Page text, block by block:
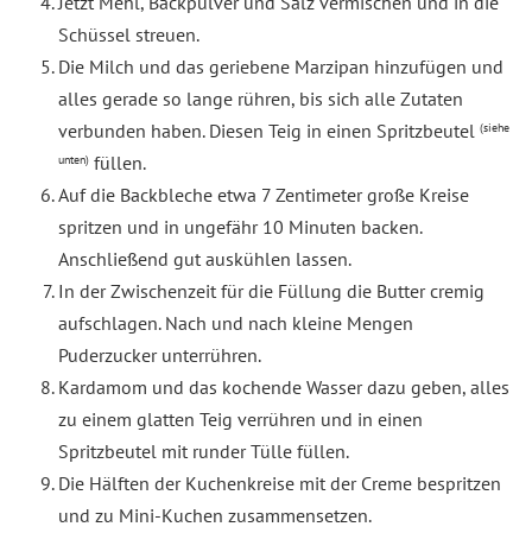
Schüssel streuen.
Die Milch und das geriebene Marzipan hinzufügen und
alles gerade so lange rühren, bis sich alle Zutaten
verbunden haben. Diesen Teig in einen Spritzbeutel (siehe
unten)füllen.
Auf die Backbleche etwa 7 Zentimeter große Kreise
spritzen und in ungefähr 10 Minuten backen.
Anschließend gut auskühlen lassen.
In der Zwischenzeit für die Füllung die Butter cremig
aufschlagen. Nach und nach kleine Mengen
Puderzucker unterrühren.
Kardamom und das kochende Wasser dazu geben, alles
zu einem glatten Teig verrühren und in einen
Spritzbeutel mit runder Tülle füllen.
Die Hälften der Kuchenkreise mit der Creme bespritzen
und zu Mini-Kuchen zusammensetzen.